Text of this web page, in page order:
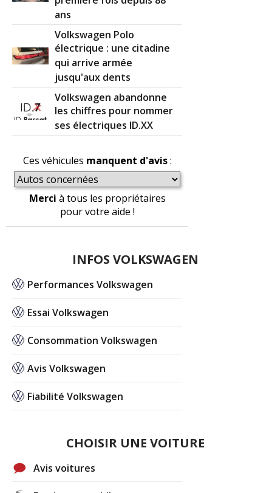
ans
Volkswagen Polo
électrique : une citadine
qui arrive armée
jusqu'aux dents
Volkswagen abandonne
les chiffres pour nommer
ses électriques ID.XX
Ces véhicules manquent d'avis:
Merci à tous les propriétaires
pour votre aide !
INFOS VOLKSWAGEN
Performances Volkswagen
Essai Volkswagen
Consommation Volkswagen
Avis Volkswagen
Fiabilité Volkswagen
CHOISIR UNE VOITURE
Avis voitures